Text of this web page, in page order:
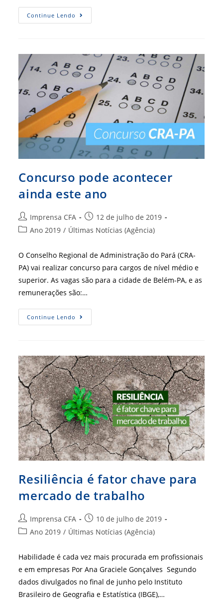
Continue Lendo CFA
Abre
De
Estágio
Em
Comunicação
Concurso pode acontecer
ainda este ano
Autor
do
Imprensa CFA
Post
publicado:
12 de julho de 2019
Categoria
post:
Ano 2019 / Últimas Notícias (Agência)
O Conselho Regional de Administração do Pará (CRA-
PA) vai realizar concurso para cargos de nível médio e
superior. As vagas são para a cidade de Belém-PA, e as
remunerações são:…
Continue Lendo Concurso
Pode
Resiliência é fator chave para
mercado de trabalho
Autor
do
Imprensa CFA
Post
publicado:
10 de julho de 2019
Categoria
post:
Ano 2019 / Últimas Notícias (Agência)
Habilidade é cada vez mais procurada em profissionais
e em empresas Por Ana Graciele Gonçalves Segundo
dados divulgados no final de junho pelo Instituto
Brasileiro de Geografia e Estatística (IBGE),…